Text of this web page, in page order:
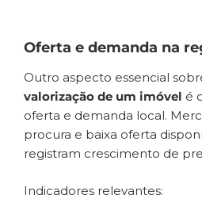
Oferta e demanda na
Outro aspecto essencial
valorização de um imóvel é
oferta e demanda local.
procura e baixa oferta
registram crescimento de
Indicadores relevantes: